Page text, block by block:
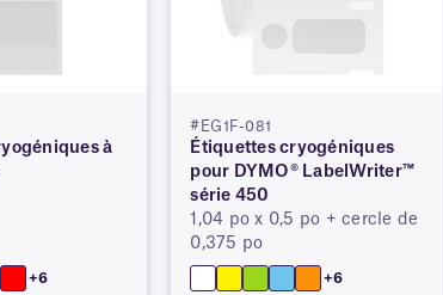
à
+6
#EG1F-081
Étiquettes cryogéniques
pour DYMO® LabelWriter™
série 450
1,04 po x 0,5 po + cercle de
0,375 po
+6